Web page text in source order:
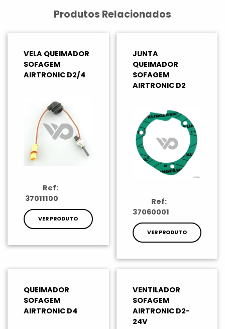
Produtos Relacionados
VELA QUEIMADOR
SOFAGEM
AIRTRONIC D2/4
Ref:
37011100
VER PRODUTO
JUNTA
QUEIMADOR
SOFAGEM
AIRTRONIC D2
Ref:
37060001
VER PRODUTO
QUEIMADOR
SOFAGEM
AIRTRONIC D4
VENTILADOR
SOFAGEM
AIRTRONIC D2-
24V